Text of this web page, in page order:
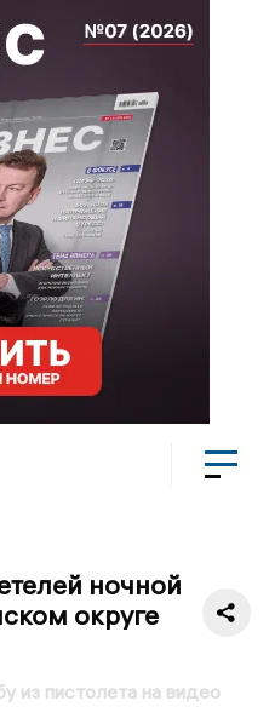
ночной
округе
из пистолета на видео